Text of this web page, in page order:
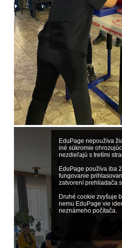
EduPage nepoužíva
iné súkromie
nezdieľajú s tretími
EduPage používa iba
fungovanie
zatvorení prehliadača
Druhé cookie zvyšuje
nemu EduPage vie
neznámeho počítača.